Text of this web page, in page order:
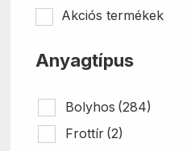
Akciós termékek
Anyagtípus
Bolyhos (284)
Frottír (2)